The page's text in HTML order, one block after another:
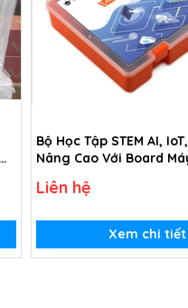
Bộ Học Tập STEM AI,
Nâng Cao Với Board
Liên hệ
Xem chi tiết